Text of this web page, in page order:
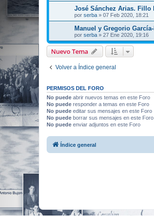
José Sánchez Arias. Fillo
por serba » 07 Feb 2020, 18:21
Manuel y Gregorio
por serba » 27 Ene 2020, 19:16
Nuevo Tema
Volver a Índice general
PERMISOS DEL FORO
No puede abrir nuevos temas en este Foro
No puede responder a temas en este Foro
No puede editar sus mensajes en este Foro
No puede borrar sus mensajes en este Foro
No puede enviar adjuntos en este Foro
Índice general